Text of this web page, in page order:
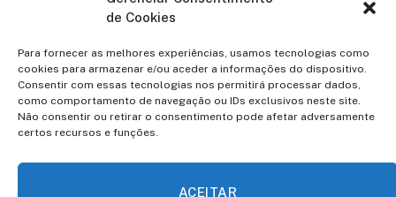
de Cookies
Para fornecer as melhores experiências, usamos tecnologias como
cookies para armazenar e/ou aceder a informações do dispositivo.
Consentir com essas tecnologias nos permitirá processar dados,
como comportamento de navegação ou IDs exclusivos neste site.
Não consentir ou retirar o consentimento pode afetar adversamente
certos recursos e funções.
ACEITAR
AFROTRANSFUTURISTA
OLHAR PRETO
PSICOTERAPRETO
NEGRA VOZ
ESPECIAIS